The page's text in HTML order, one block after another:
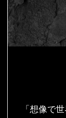
「想像で